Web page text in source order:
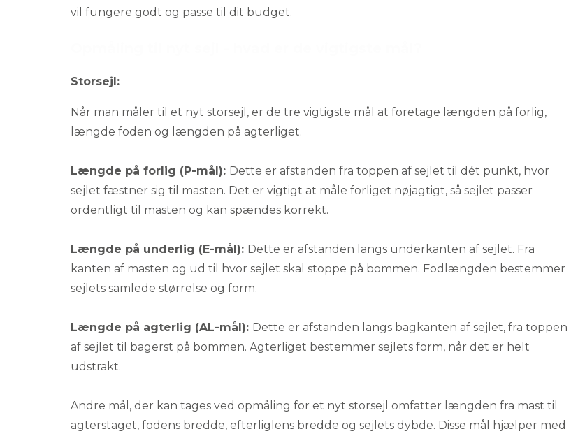
vil fungere godt og passe til dit budget.
Storsejl:
Når man måler til et nyt storsejl, er de tre vigtigste mål at foretage længden på forlig,
længde foden og længden på agterliget.
Længde på forlig (P-mål): Dette er afstanden fra toppen af sejlet til dét punkt, hvor
sejlet fæstner sig til masten. Det er vigtigt at måle forliget nøjagtigt, så sejlet passer
ordentligt til masten og kan spændes korrekt.
Længde på underlig (E-mål): Dette er afstanden langs underkanten af sejlet. Fra
kanten af masten og ud til hvor sejlet skal stoppe på bommen. Fodlængden bestemmer
sejlets samlede størrelse og form.
Længde på agterlig (AL-mål): Dette er afstanden langs bagkanten af sejlet, fra toppen
af sejlet til bagerst på bommen. Agterliget bestemmer sejlets form, når det er helt
udstrakt.
Andre mål, der kan tages ved opmåling for et nyt storsejl omfatter længden fra mast til
agterstaget, fodens bredde, efterliglens bredde og sejlets dybde. Disse mål hjælper med